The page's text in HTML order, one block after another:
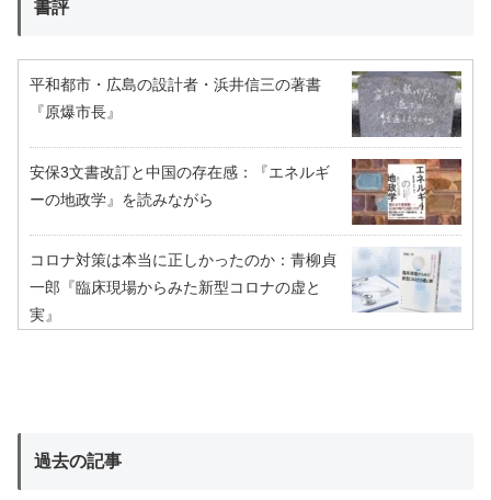
書評
平和都市・広島の設計者・浜井信三の著書
『原爆市長』
安保3文書改訂と中国の存在感：『エネルギ
ーの地政学』を読みながら
コロナ対策は本当に正しかったのか：青柳貞
一郎『臨床現場からみた新型コロナの虚と
実』
過去の記事